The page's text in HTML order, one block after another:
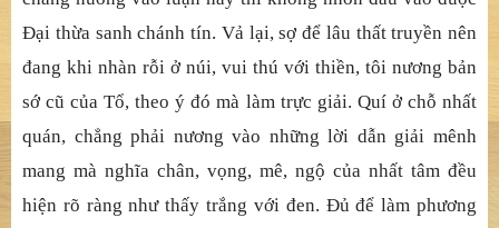
Đại thừa sanh chánh tín. Vả lại, sợ để lâu thất truyền nên
đang khi nhàn rỗi ở núi, vui thú với thiền, tôi nương bản
sớ cũ của Tổ, theo ý đó mà làm trực giải. Quí ở chỗ nhất
quán, chẳng phải nương vào những lời dẫn giải mênh
mang mà nghĩa chân, vọng, mê, ngộ của nhất tâm đều
hiện rõ ràng như thấy trắng với đen. Đủ để làm phương